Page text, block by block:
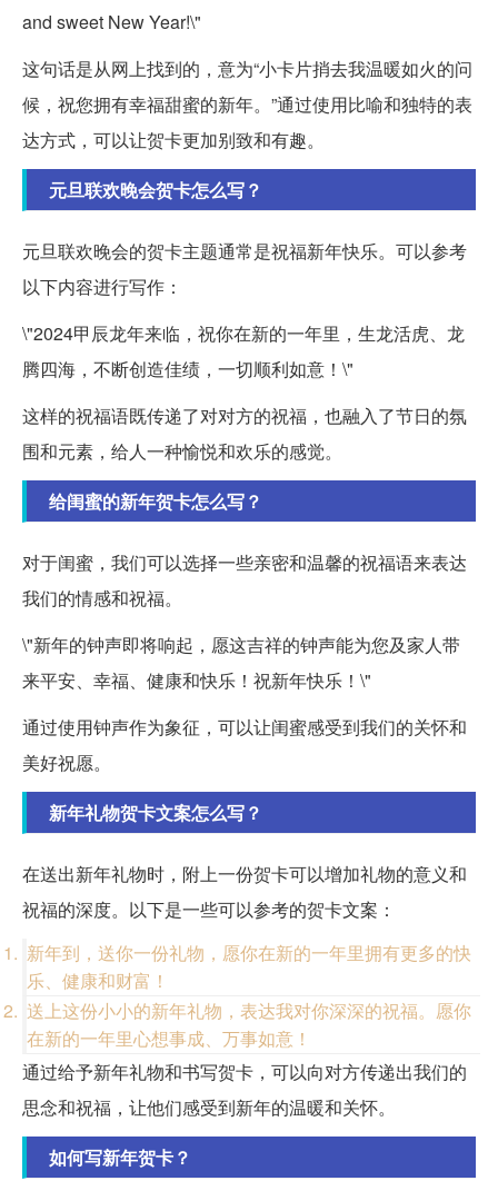
and sweet New Year!\"
这句话是从网上找到的，意为“小卡片捎去我温暖如火的问
候，祝您拥有幸福甜蜜的新年。”通过使用比喻和独特的表
达方式，可以让贺卡更加别致和有趣。
元旦联欢晚会贺卡怎么写？
元旦联欢晚会的贺卡主题通常是祝福新年快乐。可以参考
以下内容进行写作：
\"2024甲辰龙年来临，祝你在新的一年里，生龙活虎、龙
腾四海，不断创造佳绩，一切顺利如意！\"
这样的祝福语既传递了对对方的祝福，也融入了节日的氛
围和元素，给人一种愉悦和欢乐的感觉。
给闺蜜的新年贺卡怎么写？
对于闺蜜，我们可以选择一些亲密和温馨的祝福语来表达
我们的情感和祝福。
\"新年的钟声即将响起，愿这吉祥的钟声能为您及家人带
来平安、幸福、健康和快乐！祝新年快乐！\"
通过使用钟声作为象征，可以让闺蜜感受到我们的关怀和
美好祝愿。
新年礼物贺卡文案怎么写？
在送出新年礼物时，附上一份贺卡可以增加礼物的意义和
祝福的深度。以下是一些可以参考的贺卡文案：
新年到，送你一份礼物，愿你在新的一年里拥有更多的快
乐、健康和财富！
送上这份小小的新年礼物，表达我对你深深的祝福。愿你
在新的一年里心想事成、万事如意！
通过给予新年礼物和书写贺卡，可以向对方传递出我们的
思念和祝福，让他们感受到新年的温暖和关怀。
如何写新年贺卡？